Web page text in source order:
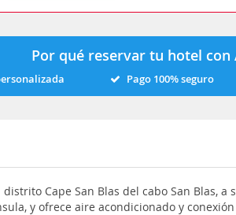
Por qué reservar tu hotel con
Pago 100% seguro
Cape San Blas del cabo San Blas, a
y ofrece aire acondicionado y conexión